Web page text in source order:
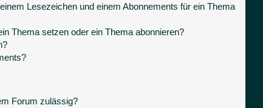
Lesezeichen und einem Abonnements für ein Thema
Thema setzen oder ein Thema abonnieren?
Forum zulässig?